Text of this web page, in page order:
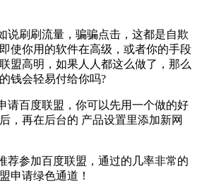
说刷刷流量，骗骗点击，这都是自欺
使你用的软件在高级，或者你的手段
盟高明，如果人人都这么做了，那么
钱会轻易付给你吗?
请百度联盟，你可以先用一个做的好
，再在后台的 产品设置里添加新网
荐参加百度联盟，通过的几率非常的
申请绿色通道！